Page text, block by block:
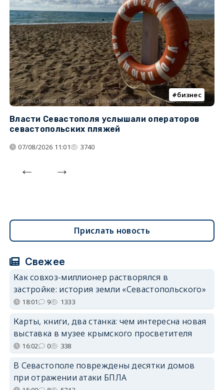
бизнес
Власти Севастополя услышали операторов
севастопольских пляжей
07/08/2026 11:01 3740
Прислать новость
Свежее
Как совхоз-миллионер растворялся в
застройке: история земли «Севастопольского»
18:01 9 1333
Карты, книги, два станка: чем интересна новая
выставка в музее крымского просветителя
16:02 0 338
В Севастополе повреждены десятки домов
при отражении атаки БПЛА